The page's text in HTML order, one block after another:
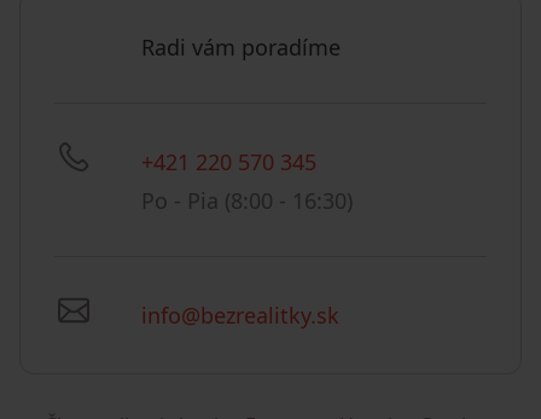
Radi vám poradíme
+421 220 570 345
Po - Pia (8:00 - 16:30)
info@bezrealitky.sk